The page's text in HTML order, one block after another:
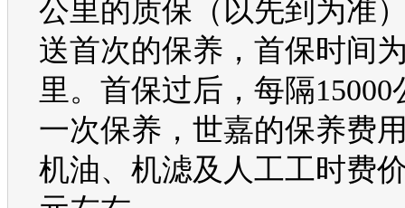
公里的质保（以先到为准
送首次的保养，首保时间
里。首保过后，每隔15000
一次保养， 世嘉的保养费
机油、机滤及人工工时费